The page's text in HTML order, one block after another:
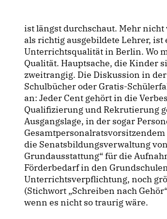
ist längst durchschaut. Mehr
als richtig ausgebildete Lehrer,
Unterrichtsqualität in Berlin. Wo
Qualität. Hauptsache, die Kinder
zweitrangig. Die Diskussion in
Schulbücher oder Gratis-
an: Jeder Cent gehört in die
Qualifizierung und Rekrutierung
Ausgangslage, in der sogar
die Senatsbildungsverwaltung
Grundausstattung“ für die
Förderbedarf in den
Unterrichtsverpflichtung, noch
(Stichwort „Schreiben nach
wenn es nicht so traurig wäre.